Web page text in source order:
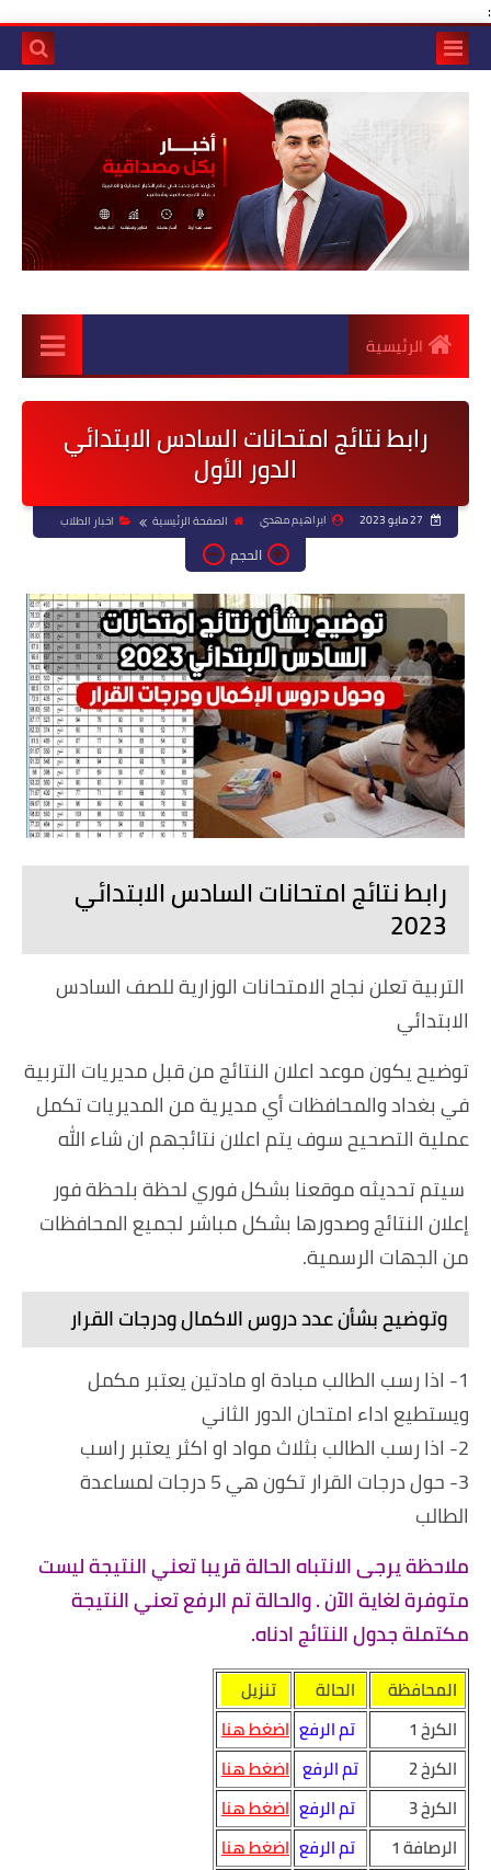
:
الرئيسية
رابط نتائج امتحانات السادس الابتدائي
الدور الأول
ابراهيم مهدي الصفحة الرئيسية اخبار الطلاب
الحجم
رابط نتائج امتحانات السادس الابتدائي
2023
التربية تعلن نجاح الامتحانات الوزارية للصف السادس
الابتدائي
توضيح يكون موعد اعلان النتائج من قبل مديريات التربية
في بغداد والمحافظات أي مديرية من المديريات تكمل
عملية التصحيح سوف يتم اعلان نتائجهم ان شاء الله
سيتم تحديثه موقعنا بشكل فوري لحظة بلحظة فور
إعلان النتائج وصدورها بشكل مباشر لجميع المحافظات
من الجهات الرسمية.
وتوضيح بشأن عدد دروس الاكمال ودرجات القرار
1- اذا رسب الطالب مبادة او مادتين يعتبر مكمل
ويستطيع اداء امتحان الدور الثاني
2- اذا رسب الطالب بثلاث مواد او اكثر يعتبر راسب
3- حول درجات القرار تكون هي 5 درجات لمساعدة
الطالب
ملاحظة يرجى الانتباه الحالة قريبا تعني النتيجة ليست
متوفرة لغاية الآن . والحالة تم الرفع تعني النتيجة
مكتملة جدول النتائج ادناه.
المحافظة الحالة
تنزيل
الكرخ 1
تم الرفع اضغط هنا
الكرخ 2
تم الرفع اضغط هنا
الكرخ 3
تم الرفع اضغط هنا
الرصافة 1
تم الرفع اضغط هنا